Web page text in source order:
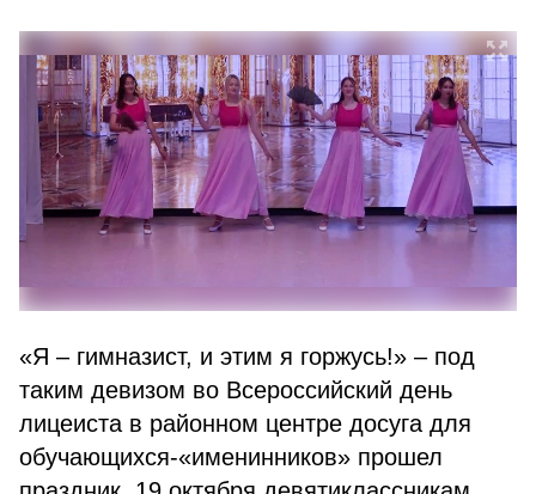
«Я – гимназист, и этим я горжусь!» – под
таким девизом во Всероссийский день
лицеиста в районном центре досуга для
обучающихся-«именинников» прошел